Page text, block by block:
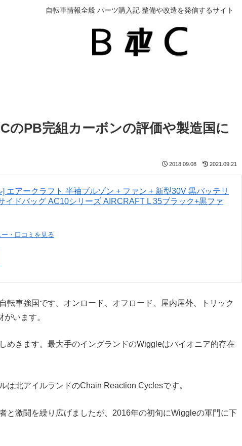
自転車情報全般 パーツ購入記 整備や改造を発信するサイト
のPB完組カーボンの評価や製造国に
2018.09.08 2021.09.21
エアークラフト 半袖ブルゾン + ファン + 新型30V 黒バッテリ
イドバッグ AC10シリーズ AIRCRAFT L 35ブラック+黒ファ
・口コミを見る
転車強国です。オンロード、オフロード、屋内屋外、トリック
います。
めきます。最大手のイングランドのWiggleはパイオニア的存在
は北アイルランドのChain Reaction Cyclesです。
と激闘を繰り広げましたが、2016年の初旬にWiggleの軍門に下